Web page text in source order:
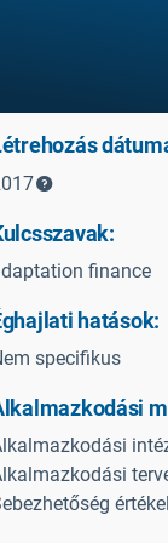
finance
hatások:
specifikus